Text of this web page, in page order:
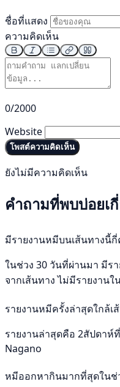
ชื่อที่แสดง
ความคิดเห็น
0/2000
Website
โพสต์ความคิดเห็น
ยังไม่มีความคิดเห็น
คำถามที่พบบ่อยเ
มีรายงานหมีบนเส้นทางนี้กี่
ในช่วง 30 วันที่ผ่านมา มีร
จากเส้นทาง ไม่มีรายงานใ
รายงานหมีครั้งล่าสุดใกล้
รายงานล่าสุดคือ 2สัปดาห์
Nagano
หมีออกหากินมากที่สุดในช่